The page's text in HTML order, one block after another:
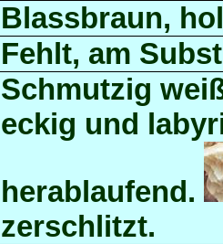
Blassbraun,
Fehlt, am
Schmutzig
eckig und
herablaufend.
zerschlitzt.